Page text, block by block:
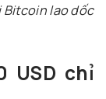
Bitcoin lao dốc
USD chỉ